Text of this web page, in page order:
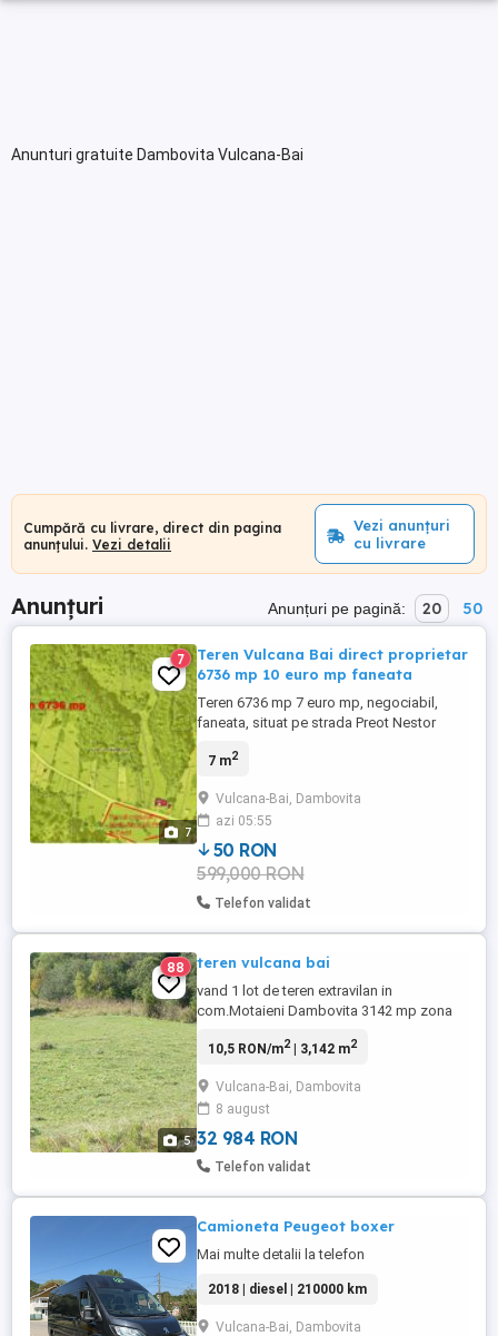
Anunturi gratuite Dambovita Vulcana-Bai
Cumpără cu livrare, direct din pagina
anunțului. Vezi detalii
Vezi anunțuri
cu livrare
Anunțuri Anunțuri pe pagină: 20 50
7
7
Teren Vulcana Bai direct proprietar
6736 mp 10 euro mp faneata
Teren 6736 mp 7 euro mp, negociabil,
faneata, situat pe strada Preot Nestor
zona superba. Centrul Internaţional
Vulcana Bai, unic în Europa, cuprinde trei
lacase de cult, o sinagoga, o mosche.
Aflata la 20 de kilometri de municipiul ...
7 m2
Vulcana-Bai, Dambovita
azi 05:55
50 RON
599,000 RON
Telefon validat
5
88 teren vulcana bai
vand 1 lot de teren extravilan in
com.Motaieni Dambovita 3142 mp zona
negociabil.cadastrate plus intabulare
10,5 RON/m2| 3,142 m2
Vulcana-Bai, Dambovita
8 august
32 984 RON
Telefon validat
Camioneta Peugeot boxer
Mai multe detalii la telefon
2018 | diesel | 210000 km
Vulcana-Bai, Dambovita